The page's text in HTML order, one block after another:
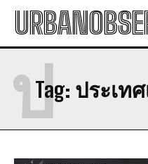
Tag: ประเท
ป